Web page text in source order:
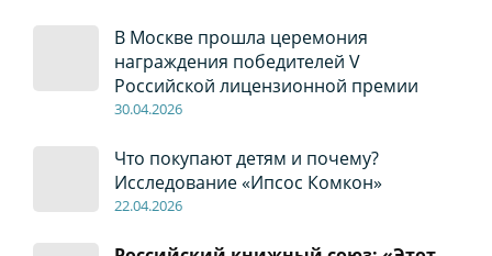
В Москве прошла церемония
награждения победителей V
Российской лицензионной премии
30.04.2026
Что покупают детям и почему?
Исследование «Ипсос Комкон»
22.04.2026